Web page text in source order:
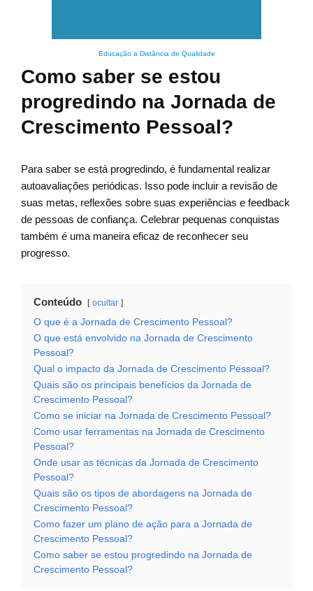
Educação a Distância de Qualidade
Como saber se estou
progredindo na Jornada de
Crescimento Pessoal?
Para saber se está progredindo, é fundamental realizar
autoavaliações periódicas. Isso pode incluir a revisão de
suas metas, reflexões sobre suas experiências e feedback
de pessoas de confiança. Celebrar pequenas conquistas
também é uma maneira eficaz de reconhecer seu
progresso.
Conteúdo ocultar
O que é a Jornada de Crescimento Pessoal?
O que está envolvido na Jornada de Crescimento
Pessoal?
Qual o impacto da Jornada de Crescimento Pessoal?
Quais são os principais benefícios da Jornada de
Crescimento Pessoal?
Como se iniciar na Jornada de Crescimento Pessoal?
Como usar ferramentas na Jornada de Crescimento
Pessoal?
Onde usar as técnicas da Jornada de Crescimento
Pessoal?
Quais são os tipos de abordagens na Jornada de
Crescimento Pessoal?
Como fazer um plano de ação para a Jornada de
Crescimento Pessoal?
Como saber se estou progredindo na Jornada de
Crescimento Pessoal?